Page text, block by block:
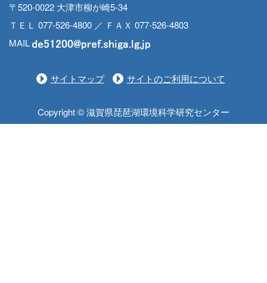
〒520-0022 大津市柳が崎5-34
ＴＥＬ 077-526-4800 ／ ＦＡＸ 077-526-4803
MAIL
サイトマップ サイトのご利用について
Copyright © 滋賀県琵琶湖環境科学研究センター